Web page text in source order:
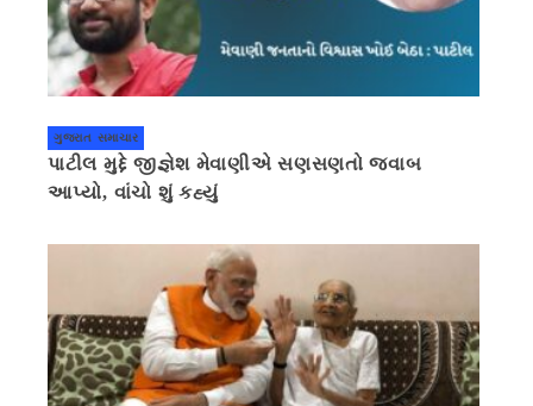
ગુજરાત સમાચાર
પાટીલ મુદ્દે જીજ્ઞેશ મેવાણીએ સણસણતો જવાબ
આપ્યો, વાંચો શું કહ્યું